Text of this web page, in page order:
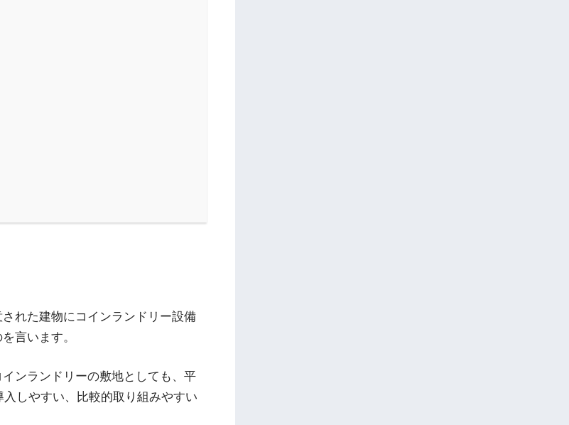
れた建物にコインランドリー設備
言います。
ンランドリーの敷地としても、平
しやすい、比較的取り組みやすい